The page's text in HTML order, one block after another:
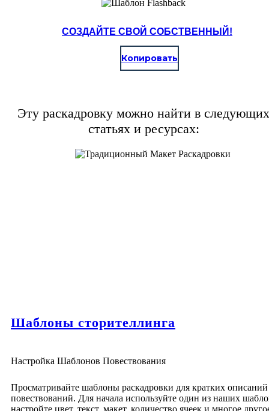
СОЗДАЙТЕ СВОЙ СОБСТВЕННЫЙ!
Копировать
Эту раскадровку можно найти в следующих
статьях и ресурсах:
Шаблоны сторителлинга
Настройка Шаблонов Повествования
Просматривайте шаблоны раскадровки для кратких
повествований. Для начала используйте один из наших